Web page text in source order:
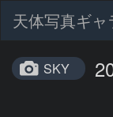
天体写真ギャ
SKY